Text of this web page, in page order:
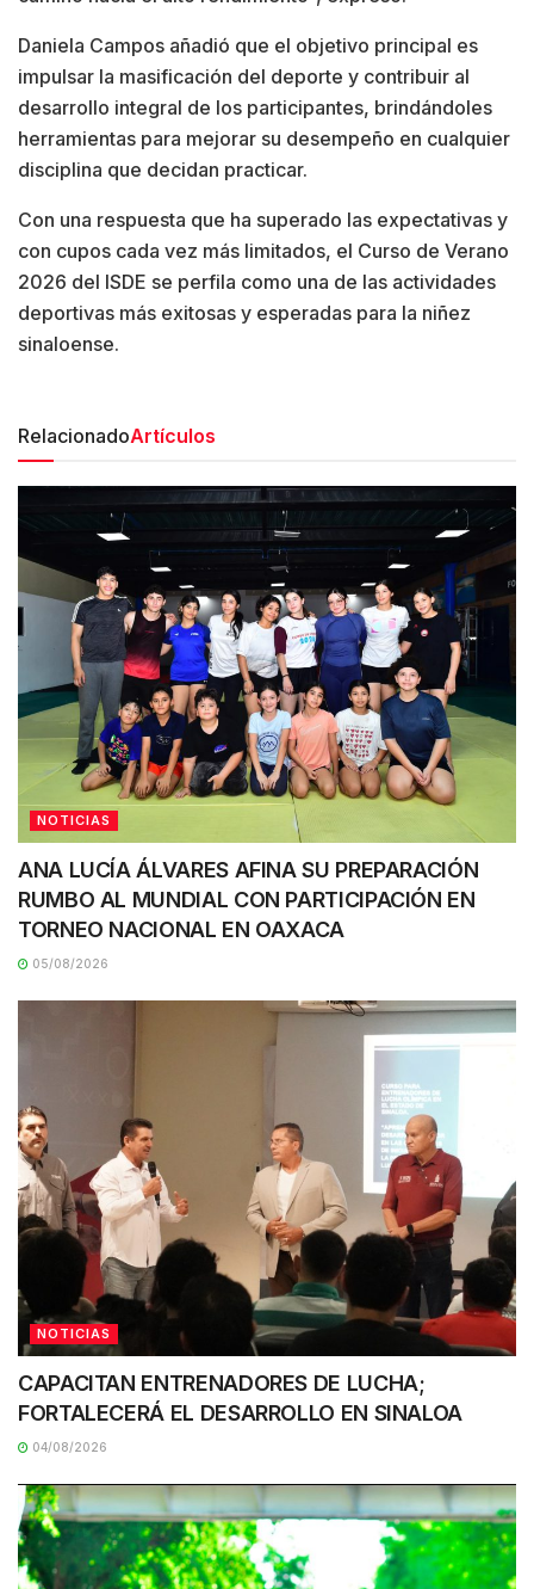
Daniela Campos añadió que el objetivo principal es
impulsar la masificación del deporte y contribuir al
desarrollo integral de los participantes, brindándoles
herramientas para mejorar su desempeño en cualquier
disciplina que decidan practicar.
Con una respuesta que ha superado las expectativas y
con cupos cada vez más limitados, el Curso de Verano
2026 del ISDE se perfila como una de las actividades
deportivas más exitosas y esperadas para la niñez
sinaloense.
RelacionadoArtículos
NOTICIAS
ANA LUCÍA ÁLVARES AFINA SU PREPARACIÓN
RUMBO AL MUNDIAL CON PARTICIPACIÓN EN
TORNEO NACIONAL EN OAXACA
05/08/2026
NOTICIAS
CAPACITAN ENTRENADORES DE LUCHA;
FORTALECERÁ EL DESARROLLO EN SINALOA
04/08/2026